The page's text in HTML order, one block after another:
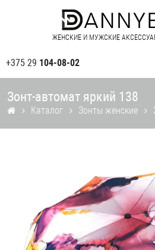
+375 29 104-08-02
ЖЕНСКИЕ И МУЖСКИЕ
Зонт-автомат яркий 138
Каталог Зонты женские